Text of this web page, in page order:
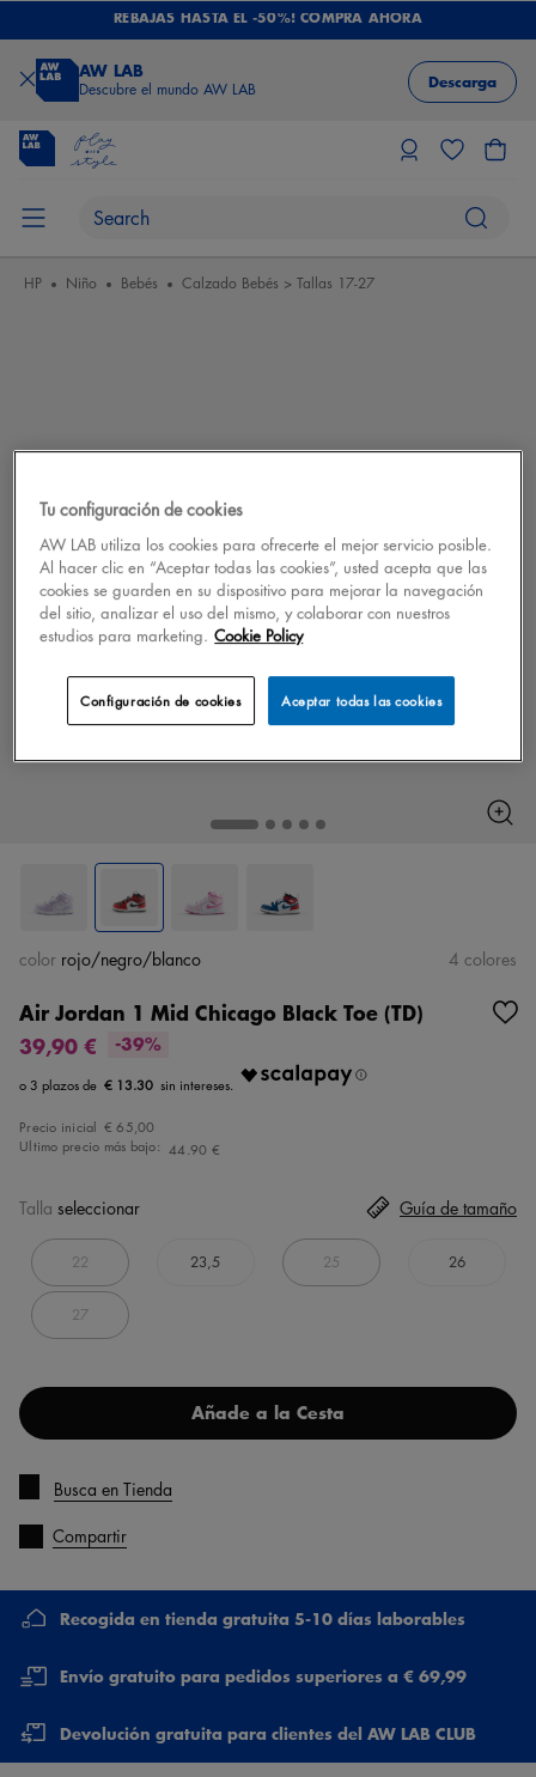
REBAJAS HASTA EL -50%! COMPRA AHORA
AW LAB
Descubre el mundo AW LAB Descarga
HP Niño Bebés Calzado Bebés > Tallas 17-27
Air Jordan 1 Mid Chicago Black Toe (TD)
39,90 €
-39%
€ 13.30
Precio inicial € 65,00
Ultimo precio más bajo: 44.90 €
color rojo/negro/blanco 4 colores
Talla seleccionar
22 23,5 25 26
27
Guía de tamaño
Añade a la Cesta
Busca en Tienda
Compartir
Recogida en tienda gratuita 5-10 días laborables
Envío gratuito para pedidos superiores a € 69,99
Devolución gratuita para clientes del AW LAB CLUB
Tu configuración de cookies
AW LAB utiliza los cookies para ofrecerte el mejor servicio posible.
Al hacer clic en “Aceptar todas las cookies”, usted acepta que las
cookies se guarden en su dispositivo para mejorar la navegación
del sitio, analizar el uso del mismo, y colaborar con nuestros
estudios para marketing. Cookie Policy
Aceptar todas las cookies
Configuración de cookies